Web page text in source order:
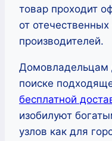
товар проходит
от
производителей.
Домовладельцам
поиске
бесплатной
изобилуют
узлов как для